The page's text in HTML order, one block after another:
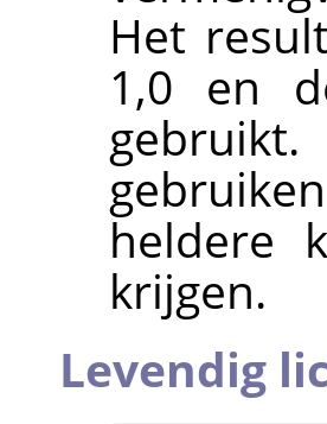
Het
1,0 en
heldere
krijgen.
Levendig